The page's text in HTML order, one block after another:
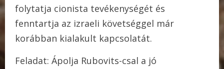
folytatja cionista tevékenységét és
fenntartja az izraeli követséggel már
korábban kialakult kapcsolatát.
Feladat: Ápolja Rubovits-csal a jó